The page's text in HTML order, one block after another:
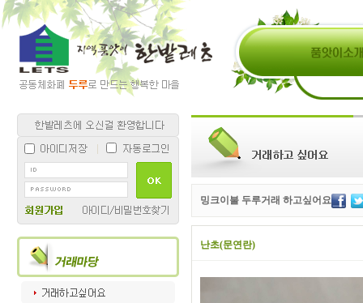
밍크이불 두루거래 하고싶어요
난초(문연란)